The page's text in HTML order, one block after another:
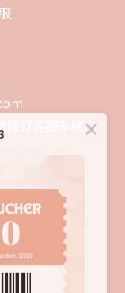
撥打客服專線)